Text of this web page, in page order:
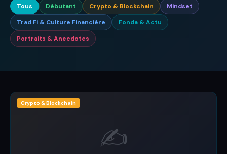
🧠Psychologie
🛠Outils du Trader
Le Dico
Tous Débutant Crypto & Blockchain
Mindset
Trad Fi & Culture Financière
Fonda & Actu
Portraits & Anecdotes
✍️
Crypto & Blockchain